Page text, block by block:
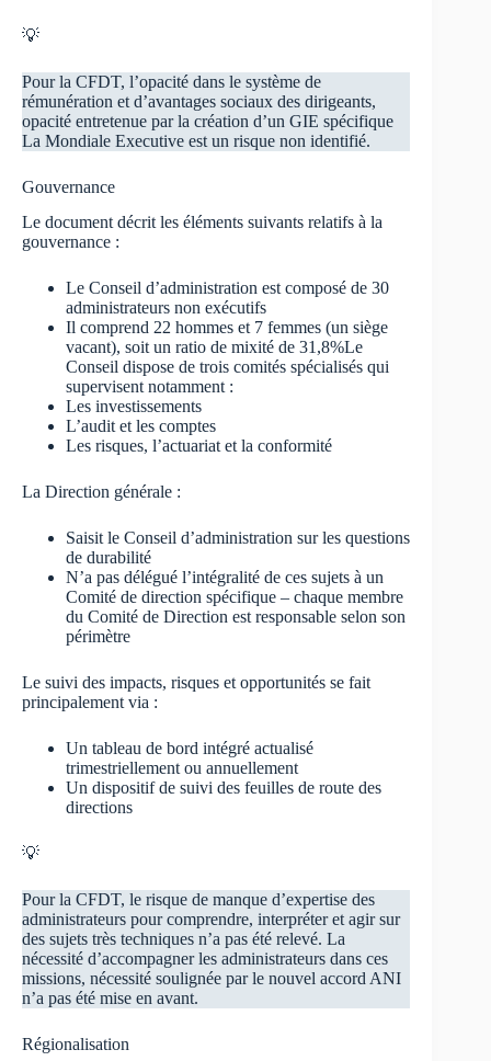
💡
Pour la CFDT, l’opacité dans le système de
rémunération et d’avantages sociaux des dirigeants,
opacité entretenue par la création d’un GIE spécifique
La Mondiale Executive est un risque non identifié.
Gouvernance
Le document décrit les éléments suivants relatifs à la
gouvernance :
Le Conseil d’administration est composé de 30
administrateurs non exécutifs
Il comprend 22 hommes et 7 femmes (un siège
vacant), soit un ratio de mixité de 31,8%Le
Conseil dispose de trois comités spécialisés qui
supervisent notamment :
Les investissements
L’audit et les comptes
Les risques, l’actuariat et la conformité
La Direction générale :
Saisit le Conseil d’administration sur les questions
de durabilité
N’a pas délégué l’intégralité de ces sujets à un
Comité de direction spécifique – chaque membre
du Comité de Direction est responsable selon son
périmètre
Le suivi des impacts, risques et opportunités se fait
principalement via :
Un tableau de bord intégré actualisé
trimestriellement ou annuellement
Un dispositif de suivi des feuilles de route des
directions
💡
Pour la CFDT, le risque de manque d’expertise des
administrateurs pour comprendre, interpréter et agir sur
des sujets très techniques n’a pas été relevé. La
nécessité d’accompagner les administrateurs dans ces
missions, nécessité soulignée par le nouvel accord ANI
n’a pas été mise en avant.
Régionalisation